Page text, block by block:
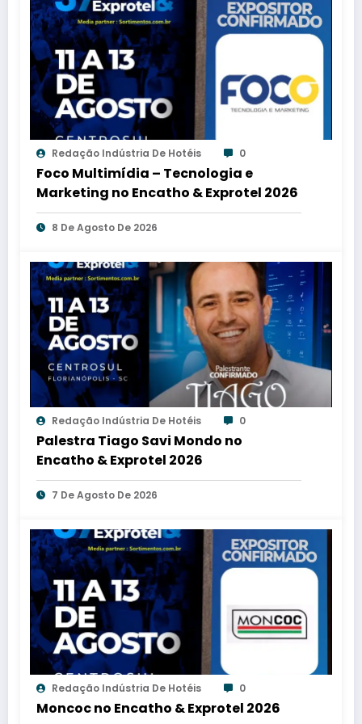
Redação Indústria De Hotéis 0
Foco Multimídia – Tecnologia e
Marketing no Encatho & Exprotel 2026
8 De Agosto De 2026
Redação Indústria De Hotéis 0
Palestra Tiago Savi Mondo no
Encatho & Exprotel 2026
7 De Agosto De 2026
Redação Indústria De Hotéis 0
Moncoc no Encatho & Exprotel 2026